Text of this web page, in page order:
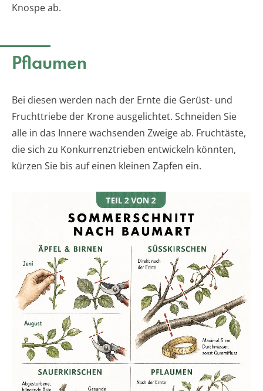
Knospe ab.
Pflaumen
Bei diesen werden nach der Ernte die Gerüst- und
Fruchttriebe der Krone ausgelichtet. Schneiden Sie
alle in das Innere wachsenden Zweige ab. Fruchtäste,
die sich zu Konkurrenztrieben entwickeln könnten,
kürzen Sie bis auf einen kleinen Zapfen ein.